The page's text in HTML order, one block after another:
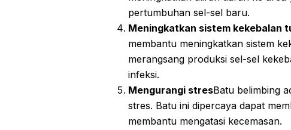
pertumbuhan sel-sel baru.
Meningkatkan sistem kekebalan
membantu meningkatkan sistem
merangsang produksi sel-sel
infeksi.
Mengurangi stresBatu belimbing
stres. Batu ini dipercaya dapat
membantu mengatasi kecemasan.